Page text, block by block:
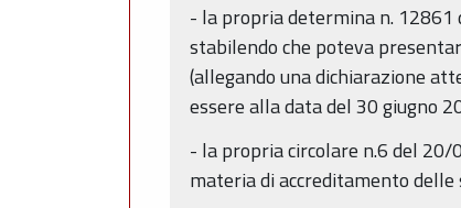
- la propria determina n. 12861
stabilendo che poteva
(allegando una dichiarazione
essere alla data del 30 giugno
- la propria circolare n.6 del 20/
materia di accreditamento